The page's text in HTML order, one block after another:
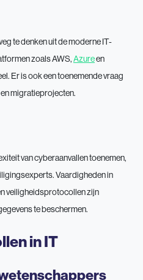
te denken uit de moderne IT-
zoals AWS,Azureen
Er is ook een toenemende vraag
migratieprojecten.
van cyberaanvallen toenemen,
Vaardigheden in
veiligheidsprotocollen zijn
te beschermen.
in IT